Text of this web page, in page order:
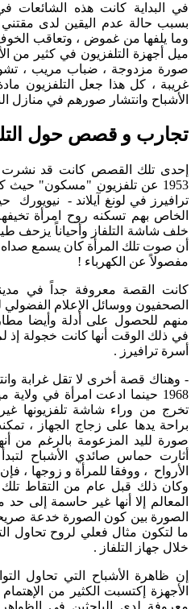
في البداية كانت هذه الشائعات
بسبب حالة عدم اليقين لدى مقتني
وما يلفها من غموض ، وتعاقب
ميل أجهزة التلفزيون في كثير من
صورة مزدوجة ، ضباب مريب ،
غريبة ، كل هذا جعل التلفزيون
الأشباح وانتشار صورهم في منازل
تجارب و قصص حول
إحدى تلك القصص كانت قد نشرت
1953 عن تلفزيون "مسكون" حيث
ترافيرز في لونغ آيلاند - نيويورك
الخاص بهم تسكنه روح امرأة
خلف شاشة التلفاز وأحياناً يزحف
أن صوت تلك المرأة كان يسمع
مفصولاً عن الكهرباء !
كانت القصة معروفة جداً في
الصحفيون ووسائل الإعلام
منهم للحصول على أدلة وأيضا
في ذلك الوقت أنها كانت خجولة إذ
أسرة ترافيرز .
- وهناك قصة أخرى لا تقل غرابة
1968 حينما ادعت امرأة في
تخرج من وراء شاشة تلفزيونها
براحة يدها على زجاج الجهاز ،
صورة لليد المزعومة بالرغم من
أثارت حماس صائدي الأشباح
الأرواح ، ووفقا للمرأة و زوجها
وكان ذلك قبل عام من التقاط
المعالم إلا أنها غير حاسمة إلى
الصورة بين كون الصورة خدعة
ما لتكون مثال فعلي لروح تحاول
خلال جهاز التلفاز .
إن ظاهرة الأشباح التي تحاول
الأجهزة إكتسبت الكثير من